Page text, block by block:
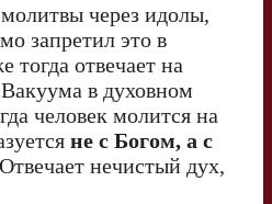
через идолы,
запретил это в
тогда отвечает на
в духовном
человек молится на
не с Богом, а с
Отвечает нечистый дух,